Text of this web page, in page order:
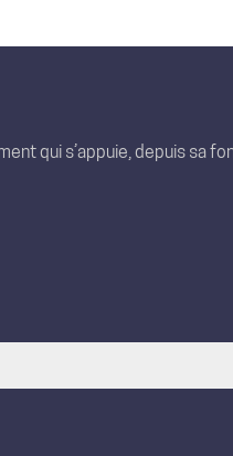
qui s’appuie, depuis sa